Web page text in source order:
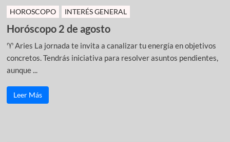
HOROSCOPO INTERÉS GENERAL
Horóscopo 2 de agosto
♈ Aries La jornada te invita a canalizar tu energía en objetivos
concretos. Tendrás iniciativa para resolver asuntos pendientes,
aunque ...
Leer Más